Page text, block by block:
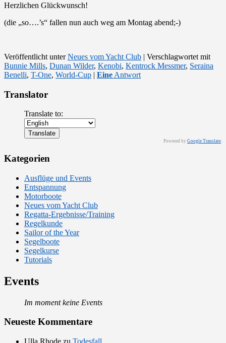
Herzlichen Glückwunsch!
(die „so….’s“ fallen nun auch weg am Montag abend;-)
Veröffentlicht unter Neues vom Yacht Club | Verschlagwortet mit
Bunnie Mills, Dunan Wilder, Kenobi, Kentrock Messmer, Seraina
Benelli, T-One, World-Cup | Eine Antwort
Translator
Translate to:
Powered by Google Translate.
Kategorien
Ausflüge und Events
Entspannung
Motorboote
Neues vom Yacht Club
Regatta-Ergebnisse/Training
Regelkunde
Sailor of the Year
Segelboote
Segelkurse
Tutorials
Events
Im moment keine Events
Neueste Kommentare
Ulla Rhode zu Todesfall